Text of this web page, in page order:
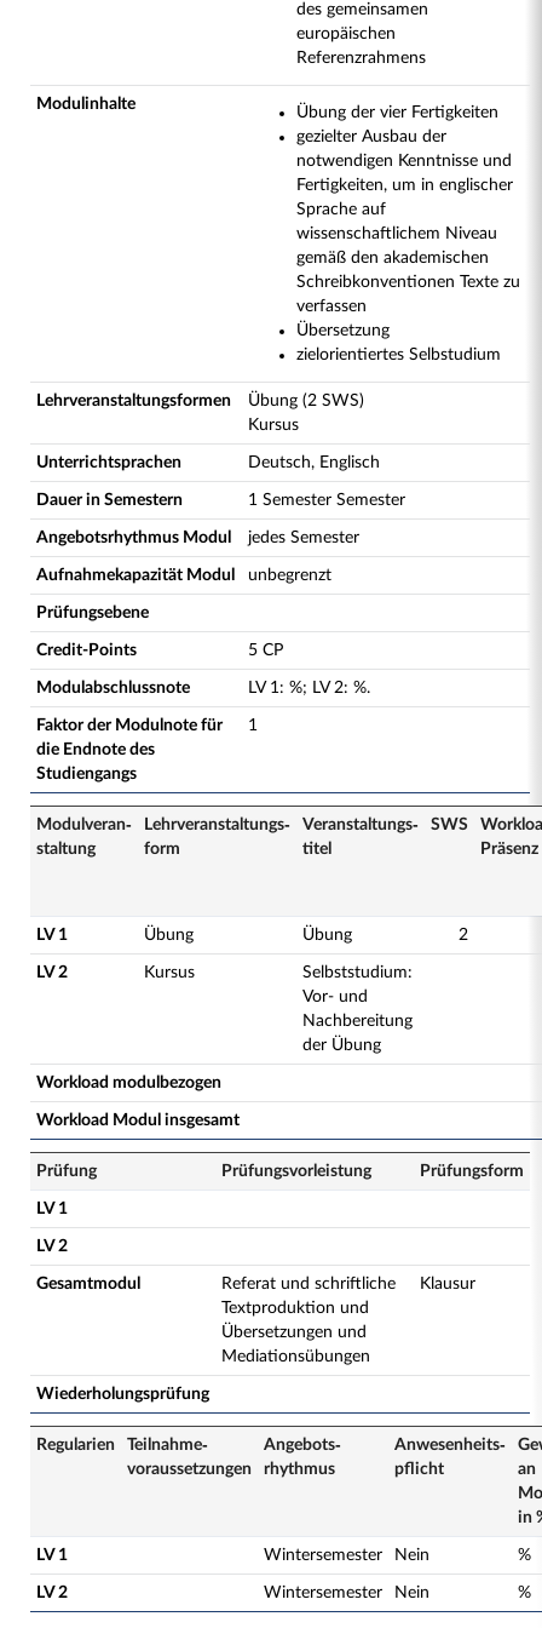
des gemeinsamen
europäischen
Referenzrahmens
Modulinhalte
Übung der vier Fertigkeiten
gezielter Ausbau der
notwendigen Kenntnisse und
Fertigkeiten, um in englischer
Sprache auf
wissenschaftlichem Niveau
gemäß den akademischen
Schreibkonventionen Texte zu
verfassen
Übersetzung
zielorientiertes Selbstudium
Lehrveranstaltungsformen
Übung (2 SWS)
Kursus
Unterrichtsprachen Deutsch, Englisch
Dauer in Semestern 1 Semester Semester
Angebotsrhythmus Modul jedes Semester
Aufnahmekapazität Modul unbegrenzt
Prüfungsebene
Credit-Points 5 CP
Modulabschlussnote LV 1: %; LV 2: %.
Faktor der Modulnote für
die Endnote des
Studiengangs
1
Modulveran­
staltung
Lehrveranstaltungs­
form
Veranstaltungs­
titel
SWS
Präsenz
LV 1 Übung Übung 2
LV 2 Kursus
Selbststudium:
Vor- und
Nachbereitung
der Übung
Workload modulbezogen
Workload Modul insgesamt
Prüfung Prüfungsvorleistung Prüfungsform
LV 1
LV 2
Gesamtmodul
Referat und schriftliche
Textproduktion und
Übersetzungen und
Mediationsübungen
Klausur
Wiederholungsprüfung
Regularien
Teilnahme­
voraussetzungen
Angebots­
rhythmus
Anwesenheits­
pflicht
an
in
LV 1 Wintersemester Nein %
LV 2 Wintersemester Nein %